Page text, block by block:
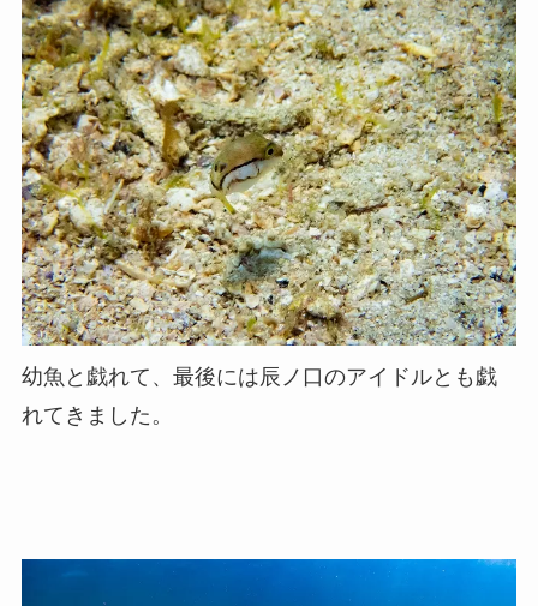
幼魚と戯れて、最後には辰ノ口のアイドルとも戯
れてきました。